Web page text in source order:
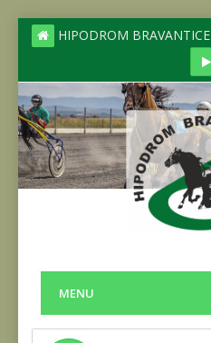
HIPODROM BRAVANTICE
MENU